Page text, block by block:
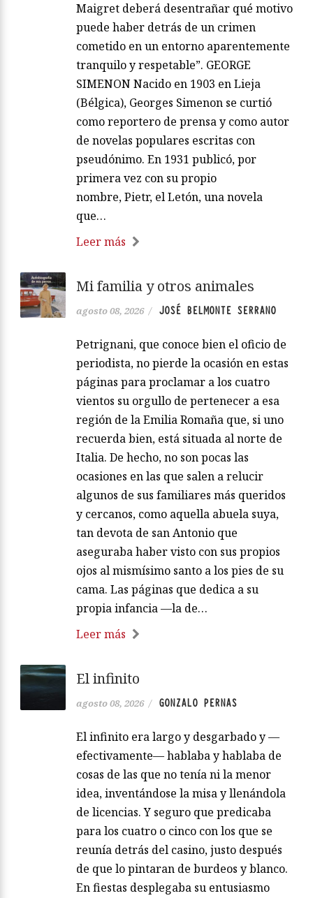
Maigret deberá desentrañar qué motivo
puede haber detrás de un crimen
cometido en un entorno aparentemente
tranquilo y respetable”. GEORGE
SIMENON Nacido en 1903 en Lieja
(Bélgica), Georges Simenon se curtió
como reportero de prensa y como autor
de novelas populares escritas con
pseudónimo. En 1931 publicó, por
primera vez con su propio
nombre, Pietr, el Letón, una novela
que…
Leer más
Mi familia y otros animales
agosto 08, 2026 / JOSÉ BELMONTE SERRANO
Petrignani, que conoce bien el oficio de
periodista, no pierde la ocasión en estas
páginas para proclamar a los cuatro
vientos su orgullo de pertenecer a esa
región de la Emilia Romaña que, si uno
recuerda bien, está situada al norte de
Italia. De hecho, no son pocas las
ocasiones en las que salen a relucir
algunos de sus familiares más queridos
y cercanos, como aquella abuela suya,
tan devota de san Antonio que
aseguraba haber visto con sus propios
ojos al mismísimo santo a los pies de su
cama. Las páginas que dedica a su
propia infancia —la de…
Leer más
El infinito
agosto 08, 2026 / GONZALO PERNAS
El infinito era largo y desgarbado y —
efectivamente— hablaba y hablaba de
cosas de las que no tenía ni la menor
idea, inventándose la misa y llenándola
de licencias. Y seguro que predicaba
para los cuatro o cinco con los que se
reunía detrás del casino, justo después
de que lo pintaran de burdeos y blanco.
En fiestas desplegaba su entusiasmo